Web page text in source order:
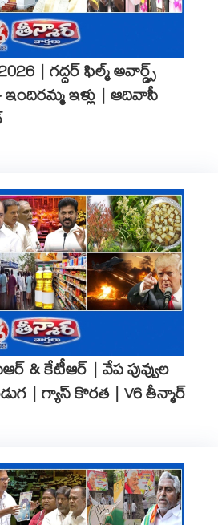
| గద్దర్ ఫిల్మ్ అవార్డ్స్
ఇందిరమ్మ ఇళ్లు | ఆదివాసీ
& కేటీఆర్ | వేప పువ్వుల
| గ్యాస్ కొరత | V6 తీన్మార్